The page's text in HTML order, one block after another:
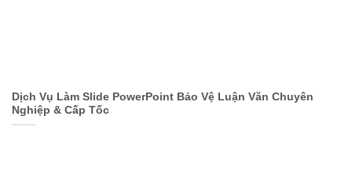
Dịch Vụ Làm Slide PowerPoint Bảo Vệ Luận Văn Chuyên
Nghiệp & Cấp Tốc